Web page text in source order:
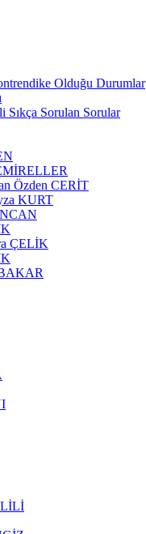
Olduğu Durumlar
Sorulan Sorular
Özden CERİT
KURT
ÇELİK